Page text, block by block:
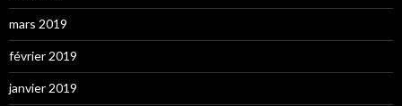
mars 2019
février 2019
janvier 2019